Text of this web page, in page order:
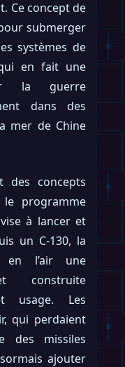
Ce concept de
submerger
systèmes de
en fait une
la guerre
dans des
mer de Chine
des concepts
programme
à lancer et
un C-130, la
en l’air une
construite
usage. Les
qui perdaient
des missiles
ajouter